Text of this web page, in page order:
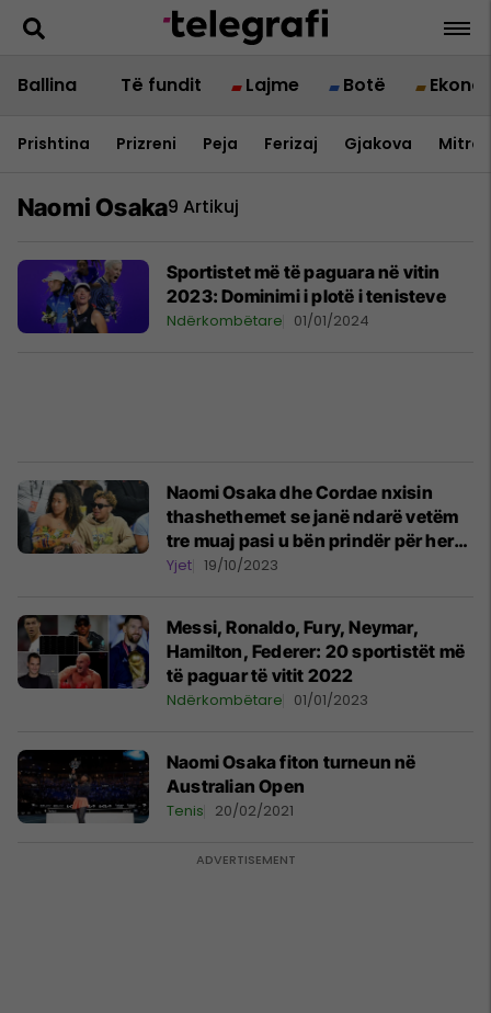
Ballina Të fundit Lajme Botë
Prishtina Prizreni Peja Ferizaj Gjakova
Naomi Osaka9 Artikuj
Sportistet më të paguara në vitin
2023: Dominimi i plotë i tenisteve
Ndërkombëtare 01/01/2024
Naomi Osaka dhe Cordae nxisin
thashethemet se janë ndarë vetëm
tre muaj pasi u bën prindër për herë
të parë
Yjet 19/10/2023
Messi, Ronaldo, Fury, Neymar,
Hamilton, Federer: 20 sportistët më
të paguar të vitit 2022
Ndërkombëtare 01/01/2023
Naomi Osaka fiton turneun në
Australian Open
Tenis 20/02/2021